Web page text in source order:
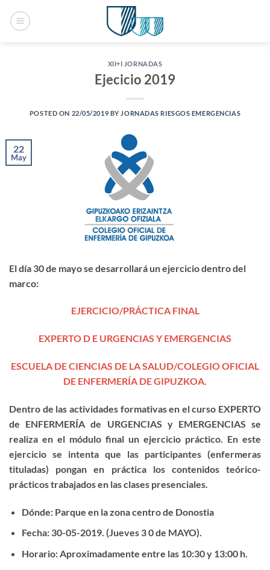
XII+I JORNADAS
Ejecicio 2019
POSTED ON 22/05/2019 BY JORNADAS RIESGOS EMERGENCIAS
22
May
El día 30 de mayo se desarrollará un ejercicio dentro del
marco:
EJERCICIO/PRÁCTICA FINAL
EXPERTO D E URGENCIAS Y EMERGENCIAS
ESCUELA DE CIENCIAS DE LA SALUD/COLEGIO OFICIAL
DE ENFERMERÍA DE GIPUZKOA.
Dentro de las actividades formativas en el curso EXPERTO
de ENFERMERÍA de URGENCIAS y EMERGENCIAS se
realiza en el módulo final un ejercicio práctico. En este
ejercicio se intenta que las participantes (enfermeras
tituladas) pongan en práctica los contenidos teórico-
prácticos trabajados en las clases presenciales.
Dónde:Parque en la zona centro de Donostia
Fecha:30-05-2019. (Jueves 3 0 de MAYO).
Horario:Aproximadamente entre las 10:30 y 13:00 h.